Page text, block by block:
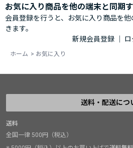
お気に入り商品を他の端末と同期
会員登録を行うと、お気に入り商品を
きます。
新規会員登録
ホーム > お気に入り
送料・配送につ
送料
全国一律 500円（税込）